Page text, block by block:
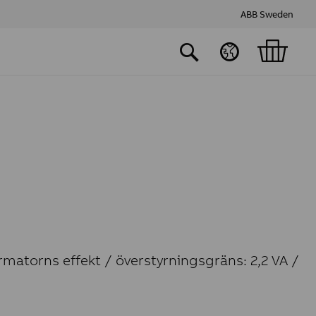
ABB Sweden
effekt / överstyrningsgräns: 2,2 VA /